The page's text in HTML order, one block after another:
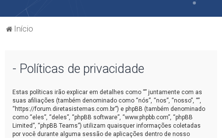
Início
- Políticas de privacidade
Estas políticas irão explicar em detalhes como “” juntamente com as
suas afiliações (também denominado como “nós”, “nos”, “nosso”, “”,
“https://forum.diretasistemas.com.br”) e phpBB (também denominado
como “eles”, “deles”, “phpBB software”, “www.phpbb.com”, “phpBB
Limited”, “phpBB Teams”) utilizam quaisquer informações coletadas
por você durante alguma sessão de aplicações dentro de nosso